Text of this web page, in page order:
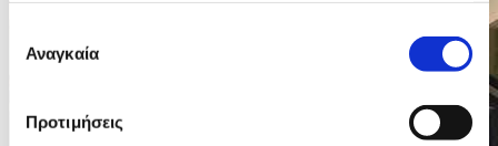
των υπηρεσιών τους.
συγκατάθεσης
Αναγκαία
Προτιμήσεις